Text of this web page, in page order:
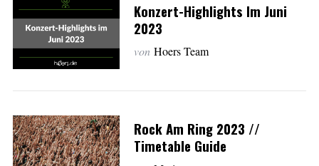
Konzert-Highlights Im Juni
2023
von Hoers Team
Rock Am Ring 2023 //
Timetable Guide